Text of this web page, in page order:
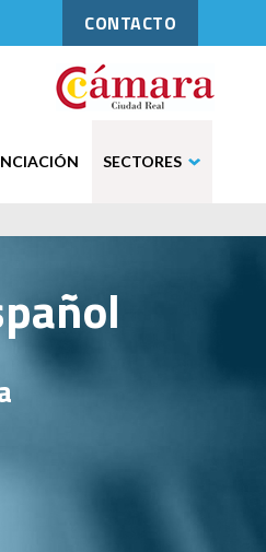
CONTACTO
SECTORES